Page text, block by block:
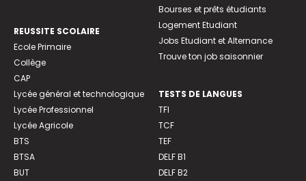
REUSSITE SCOLAIRE
Ecole Primaire
Collège
CAP
Lycée général et technologique
Lycée Professionnel
Lycée Agricole
BTS
BTSA
BUT
Bourses et prêts étudiants
Logement Etudiant
Jobs Etudiant et Alternance
Trouve ton job saisonnier
TESTS DE LANGUES
TFI
TCF
TEF
DELF B1
DELF B2